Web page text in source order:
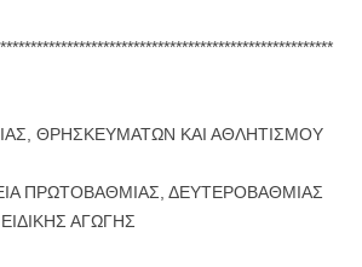
ΘΡΗΣΚΕΥΜΑΤΩΝ ΚΑΙ ΑΘΛΗΤΙΣΜΟΥ
ΠΡΩΤΟΒΑΘΜΙΑΣ, ΔΕΥΤΕΡΟΒΑΘΜΙΑΣ
ΑΓΩΓΗΣ